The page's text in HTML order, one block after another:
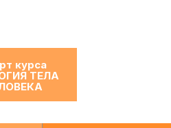
курса
ТЕЛА